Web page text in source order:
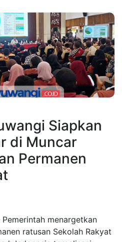
Siapkan
di Muncar
Permanen
menargetkan
ratusan Sekolah Rakyat